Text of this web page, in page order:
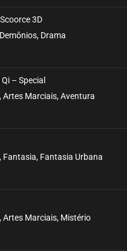
3D
Drama
– Special
Artes Marciais, Aventura
Fantasia, Fantasia Urbana
Artes Marciais, Mistério